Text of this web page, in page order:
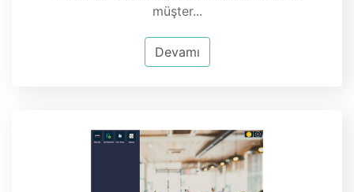
müşter...
Devamı